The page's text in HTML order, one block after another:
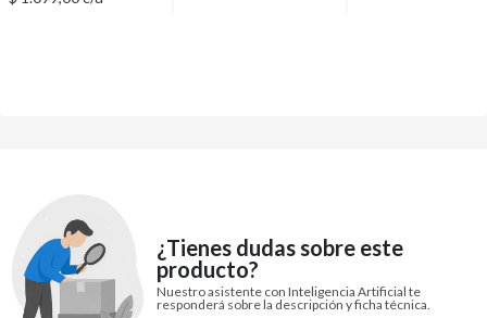
¿Tienes dudas sobre este
producto?
Nuestro asistente con Inteligencia Artificial te
responderá sobre la descripción y ficha técnica.